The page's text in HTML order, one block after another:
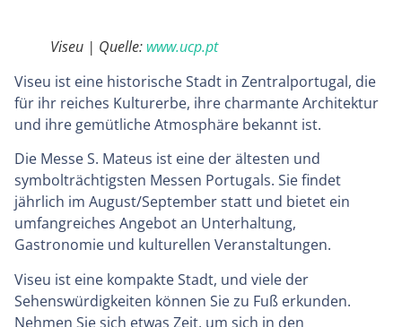
Viseu | Quelle: www.ucp.pt
Viseu ist eine historische Stadt in Zentralportugal, die
für ihr reiches Kulturerbe, ihre charmante Architektur
und ihre gemütliche Atmosphäre bekannt ist.
Die Messe S. Mateus ist eine der ältesten und
symbolträchtigsten Messen Portugals. Sie findet
jährlich im August/September statt und bietet ein
umfangreiches Angebot an Unterhaltung,
Gastronomie und kulturellen Veranstaltungen.
Viseu ist eine kompakte Stadt, und viele der
Sehenswürdigkeiten können Sie zu Fuß erkunden.
Nehmen Sie sich etwas Zeit, um sich in den